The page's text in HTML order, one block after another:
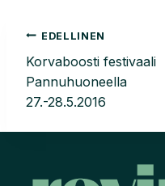
selaus
EDELLINEN
Korvaboosti festivaali
Pannuhuoneella
27.-28.5.2016